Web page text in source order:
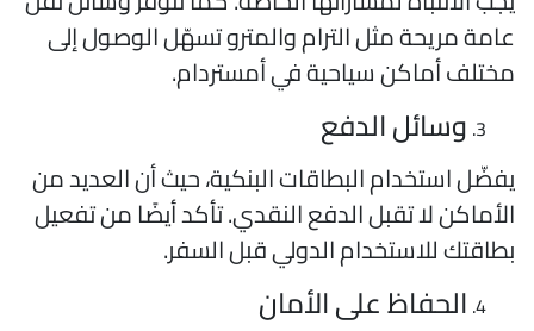
مريحة مثل الترام والمترو تسهّل الوصول إلى
أماكن سياحية في أمستردام.
وسائل الدفع
استخدام البطاقات البنكية، حيث أن العديد من
لا تقبل الدفع النقدي. تأكد أيضًا من تفعيل
للاستخدام الدولي قبل السفر.
الحفاظ على الأمان